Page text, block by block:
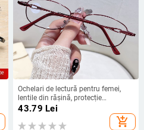
Ochelari de lectură pentru femei,
lentile din rășină, protecție
împotriva luminii albastre, ramă
43.79 Lei
add_shopping_cart